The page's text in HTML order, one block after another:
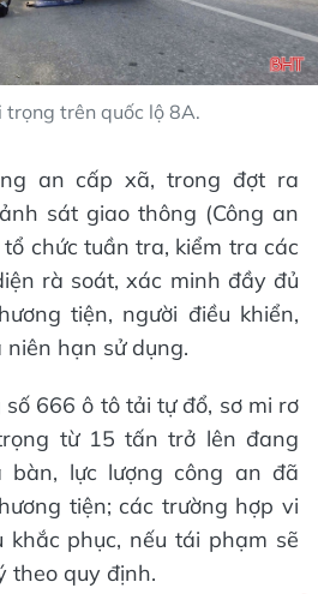
trọng trên quốc lộ 8A.
an cấp xã, trong đợt ra
sát giao thông (Công an
chức tuần tra, kiểm tra các
rà soát, xác minh đầy đủ
tiện, người điều khiển,
hạn sử dụng.
666 ô tô tải tự đổ, sơ mi rơ
từ 15 tấn trở lên đang
bàn, lực lượng công an đã
tiện; các trường hợp vi
khắc phục, nếu tái phạm sẽ
theo quy định.